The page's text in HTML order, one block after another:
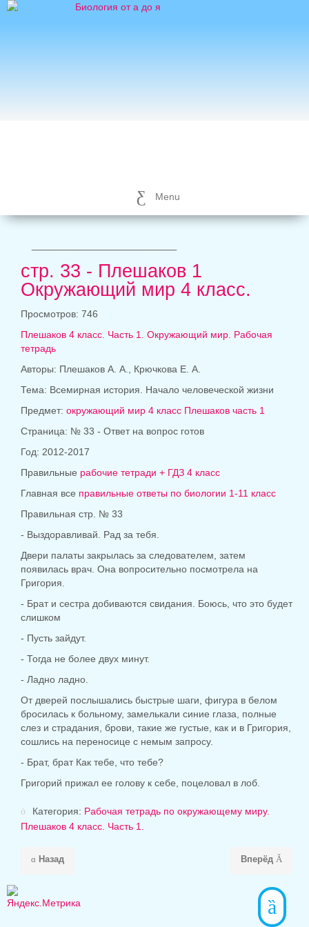
Menu
стр. 33 - Плешаков 1
Окружающий мир 4 класс.
Просмотров: 746
Плешаков 4 класс. Часть 1. Окружающий мир. Рабочая
тетрадь
Авторы: Плешаков А. А., Крючкова Е. А.
Тема: Всемирная история. Начало человеческой жизни
Предмет: окружающий мир 4 класс Плешаков часть 1
Страница: № 33 - Ответ на вопрос готов
Год: 2012-2017
Правильные рабочие тетради + ГДЗ 4 класс
Главная все правильные ответы по биологии 1-11 класс
Правильная стр. № 33
- Выздоравливай. Рад за тебя.
Двери палаты закрылась за следователем, затем
появилась врач. Она вопросительно посмотрела на
Григория.
- Брат и сестра добиваются свидания. Боюсь, что это будет
слишком
- Пусть зайдут.
- Тогда не более двух минут.
- Ладно ладно.
От дверей послышались быстрые шаги, фигура в белом
бросилась к больному, замелькали синие глаза, полные
слез и страдания, брови, такие же густые, как и в Григория,
сошлись на переносице с немым запросу.
- Брат, брат Как тебе, что тебе?
Григорий прижал ее голову к себе, поцеловал в лоб.
Категория: Рабочая тетрадь по окружающему миру.
Плешаков 4 класс. Часть 1.
Назад Вперёд